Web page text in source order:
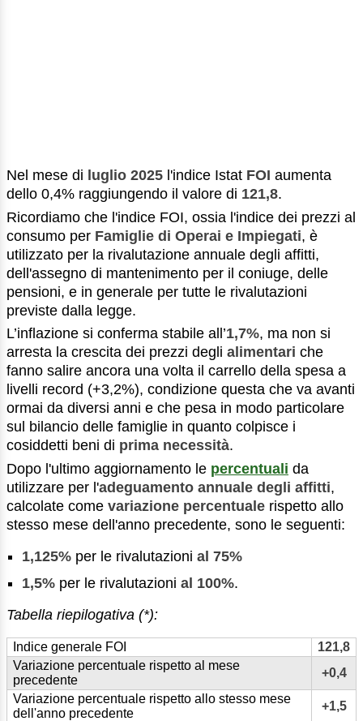
Nel mese di luglio 2025 l'indice Istat FOI aumenta
dello 0,4% raggiungendo il valore di 121,8.
Ricordiamo che l'indice FOI, ossia l'indice dei prezzi al
consumo per Famiglie di Operai e Impiegati, è
utilizzato per la rivalutazione annuale degli affitti,
dell'assegno di mantenimento per il coniuge, delle
pensioni, e in generale per tutte le rivalutazioni
previste dalla legge.
L’inflazione si conferma stabile all’1,7%, ma non si
arresta la crescita dei prezzi degli alimentari che
fanno salire ancora una volta il carrello della spesa a
livelli record (+3,2%), condizione questa che va avanti
ormai da diversi anni e che pesa in modo particolare
sul bilancio delle famiglie in quanto colpisce i
cosiddetti beni di prima necessità.
Dopo l'ultimo aggiornamento le percentuali da
utilizzare per l'adeguamento annuale degli affitti,
calcolate come variazione percentuale rispetto allo
stesso mese dell'anno precedente, sono le seguenti:
1,125% per le rivalutazionial 75%
1,5% per le rivalutazionial 100%.
Tabella riepilogativa (*):
Indice generale FOI
121,8
Variazione percentuale rispetto al mese
precedente
+0,4
Variazione percentuale rispetto allo stesso mese
dell'anno precedente
+1,5